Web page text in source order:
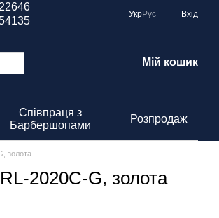
УкрРус Вхід
Мій кошик
Співпраця з
Барбершопами
Розпродаж
золота
2020C-G, золота